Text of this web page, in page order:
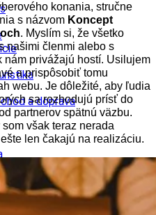
a doprava
konania, stručne
s názvom Koncept
. Myslím si, že všetko
našimi členmi alebo s
nám privážajú hostí. Usilujem
a prispôsobiť tomu
webu. Je dôležité, aby ľudia
sa rozhodujú prísť do
partnerov spätnú väzbu.
však teraz nerada
len čakajú na realizáciu.